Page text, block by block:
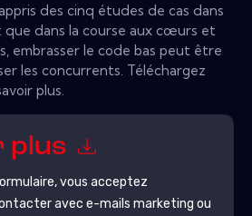
des cinq études de cas dans
dans la course aux cœurs et
embrasser le code bas peut être
les concurrents. Téléchargez
plus.
plus
vous acceptez
avec e-mails marketing ou